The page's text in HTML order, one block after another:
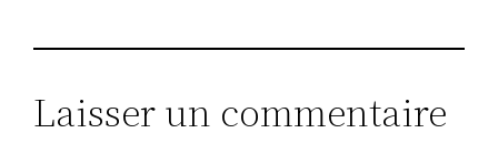
Laisser un commentaire